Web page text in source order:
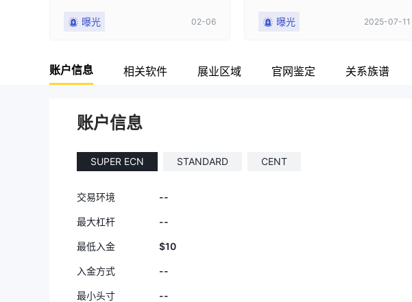
损，他们也不会按止损价平仓，而
即发送邮件诱导您购买另一项挑
战。2月6日，我因此损失了78.97
战资金，并通过操纵执行确保你失
败。此外，当你申请提款时他们拒
执行失败。强制破位。
曝光 02-06 曝光 2025-07-11
账户信息 相关软件 展业区域 官网鉴定 关系族谱
账户信息
SUPER ECN STANDARD CENT
交易环境 --
最大杠杆 --
最低入金 $10
入金方式 --
最小头寸 --